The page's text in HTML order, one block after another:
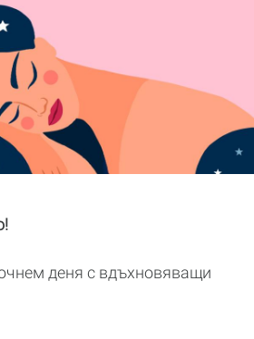
деня с вдъхновяващи